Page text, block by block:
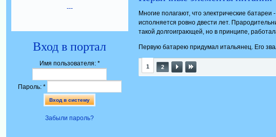
---
Вход в портал
Имя пользователя: *
Пароль: *
Забыли пароль?
Многие полагают, что электрические
исполняется ровно двести лет.
такой долгоиграющей, но в принципе,
Первую батарею придумал итальянец. Его
1 2